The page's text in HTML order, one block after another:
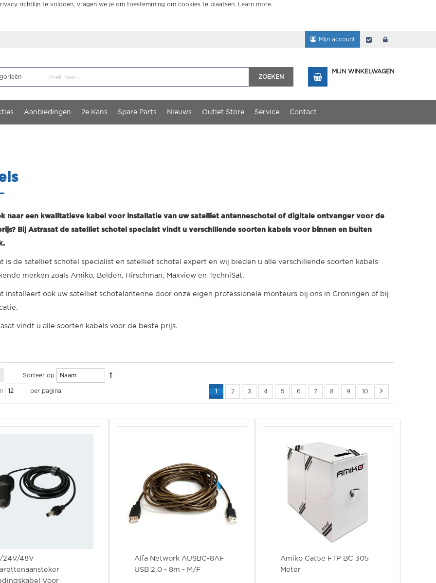
richtlijn te voldoen, vragen we je om toestemming om cookies te plaatsen. Learn more.
Mijn account Afrekenen
ZOEKEN
MIJN WINKELWAGEN
Aanbiedingen 2e Kans Spare Parts Nieuws Outlet Store Service Contact
naar een kwalitatieve kabel voor installatie van uw satelliet antenneschotel of digitale ontvanger voor de
Bij Astrasat de satelliet schotel specialst vindt u verschillende soorten kabels voor binnen en buiten
is de satelliet schotel specialist en satelliet schotel expert en wij bieden u alle verschillende soorten kabels
merken zoals Amiko, Belden, Hirschman, Maxview en TechniSat.
installeert ook uw satelliet schotelantenne door onze eigen professionele monteurs bij ons in Groningen of bij
vindt u alle soorten kabels voor de beste prijs.
Sorteer op
per pagina 1 2 3 4 5 6 7 8 9 10
24V/48V
Voor
Alfa Network AUSBC-8AF
USB 2.0 - 8m - M/F
Amiko Cat5e FTP BC 305
Meter